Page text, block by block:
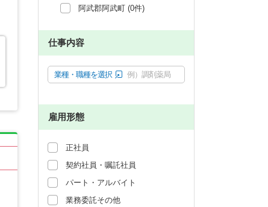
阿武郡阿武町 (0件)
仕事内容
業種・職種を選択 例）調剤薬局
雇用形態
正社員
契約社員・嘱託社員
パート・アルバイト
業務委託その他